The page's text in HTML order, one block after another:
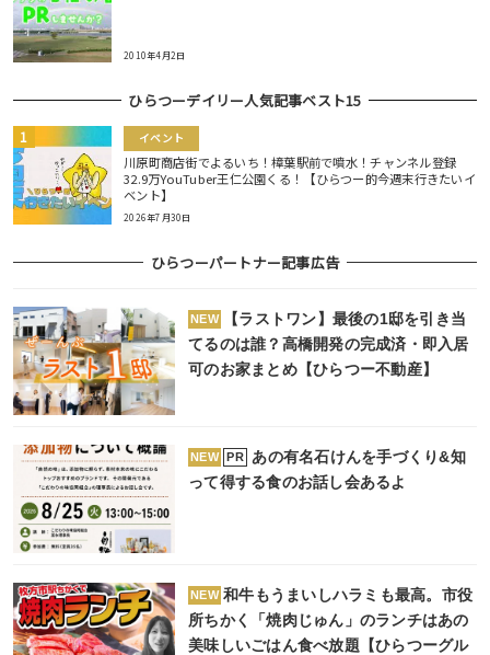
2010年4月2日
ひらつーデイリー人気記事ベスト15
イベント
川原町商店街でよるいち！樟葉駅前で噴水！チャンネル登録
32.9万YouTuber王仁公園くる！【ひらつー的今週末行きたいイ
ベント】
2026年7月30日
ひらつーパートナー記事広告
NEW
【ラストワン】最後の1邸を引き当
てるのは誰？高橋開発の完成済・即入居
可のお家まとめ【ひらつー不動産】
NEW PR
あの有名石けんを手づくり&知
って得する食のお話し会あるよ
NEW 和牛もうまいしハラミも最高。市役
所ちかく「焼肉じゅん」のランチはあの
美味しいごはん食べ放題【ひらつーグル